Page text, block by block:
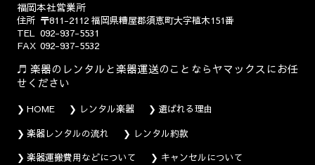
福岡本社営業所
住所 〒811-2112 福岡県糟屋郡須恵町大字植木151番
TEL 092-937-5531
FAX 092-937-5532
楽器のレンタルと楽器運送のことならヤマックスにお任
せください
HOME レンタル楽器
選ばれる理由
楽器レンタルの流れ
レンタル約款
楽器運搬費用などについて
キャンセルについて